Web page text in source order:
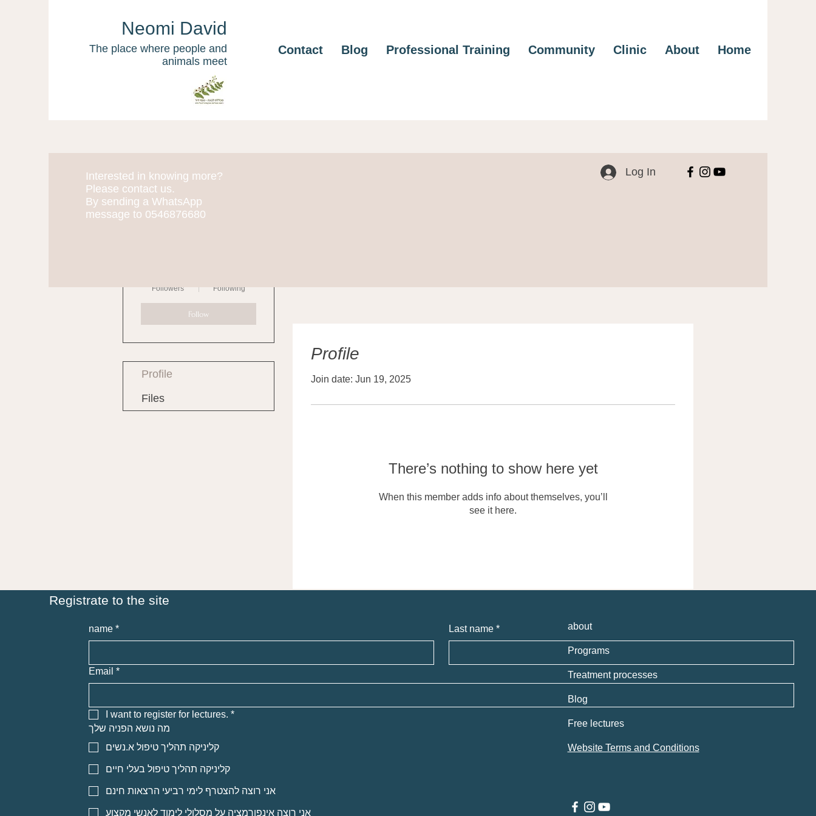
Neomi David
The place where people and
animals meet
Home
About
Clinic
Community
Professional Training
Blog
Contact
Interested in knowing more?
Please contact us.
By sending a WhatsApp
message to 0546876680
Log In
Profile
Join date: Jun 19, 2025
There’s nothing to show here yet
When this member adds info about themselves, you’ll
see it here.
Followers Following
Follow
More actions
Profile
Files
Registrate to the site
name * Last name *
Email *
I want to register for lectures. *
מה נושא הפניה שלך
קליניקה תהליך טיפול א.נשים
קליניקה תהליך טיפול בעלי חיים
אני רוצה להצטרף לימי רביעי הרצאות חינם
אני רוצה אינפורמציה על מסלולי לימוד לאנשי מקצוע
about
Programs
Treatment processes
Blog
Free lectures
Website Terms and Conditions